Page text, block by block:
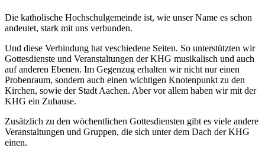
Die katholische Hochschulgemeinde ist, wie unser Name es schon
andeutet, stark mit uns verbunden.
Und diese Verbindung hat veschiedene Seiten. So unterstützten wir
Gottesdienste und Veranstaltungen der KHG musikalisch und auch
auf anderen Ebenen. Im Gegenzug erhalten wir nicht nur einen
Probenraum, sondern auch einen wichtigen Knotenpunkt zu den
Kirchen, sowie der Stadt Aachen. Aber vor allem haben wir mit der
KHG ein Zuhause.
Zusätzlich zu den wöchentlichen Gottesdiensten gibt es viele andere
Veranstaltungen und Gruppen, die sich unter dem Dach der KHG
einen.